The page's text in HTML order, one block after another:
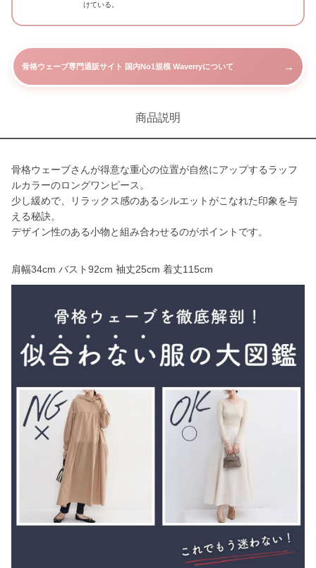
けている。
骨格ウェーブ専門通販サイト 国内No1規模 Waverryについて →
商品説明
骨格ウェーブさんが得意な重心の位置が自然にアップするラッフ
ルカラーのロングワンピース。
少し緩めで、リラックス感のあるシルエットがこなれた印象を与
える秘訣。
デザイン性のある小物と組み合わせるのがポイントです。